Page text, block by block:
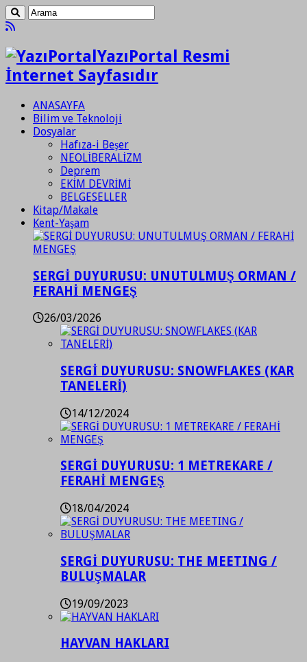
YazıPortal Resmi
İnternet Sayfasıdır
ANASAYFA
Bilim ve Teknoloji
Dosyalar
Hafıza-i Beşer
NEOLİBERALİZM
Deprem
EKİM DEVRİMİ
BELGESELLER
Kitap/Makale
Kent-Yaşam
SERGİ DUYURUSU: UNUTULMUŞ ORMAN /
FERAHİ MENGEŞ
26/03/2026
SERGİ DUYURUSU: SNOWFLAKES (KAR
TANELERİ)
14/12/2024
SERGİ DUYURUSU: 1 METREKARE /
FERAHİ MENGEŞ
18/04/2024
SERGİ DUYURUSU: THE MEETING /
BULUŞMALAR
19/09/2023
HAYVAN HAKLARI